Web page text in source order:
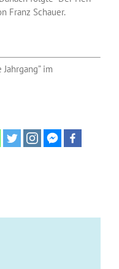
Franz Schauer.
im